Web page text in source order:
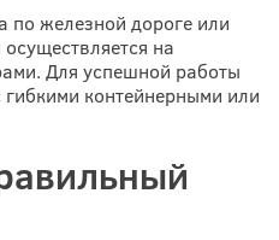
по железной дороге или
на
Для успешной работы
контейнерными или